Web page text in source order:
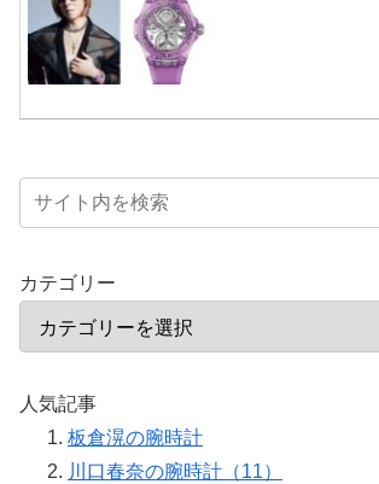
カテゴリー
人気記事
板倉滉の腕時計
川口春奈の腕時計（11）